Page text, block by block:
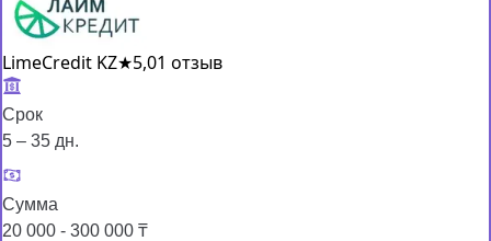
LimeCredit KZ★5,01 отзыв
Срок
5 – 35 дн.
Сумма
20 000 - 300 000 ₸